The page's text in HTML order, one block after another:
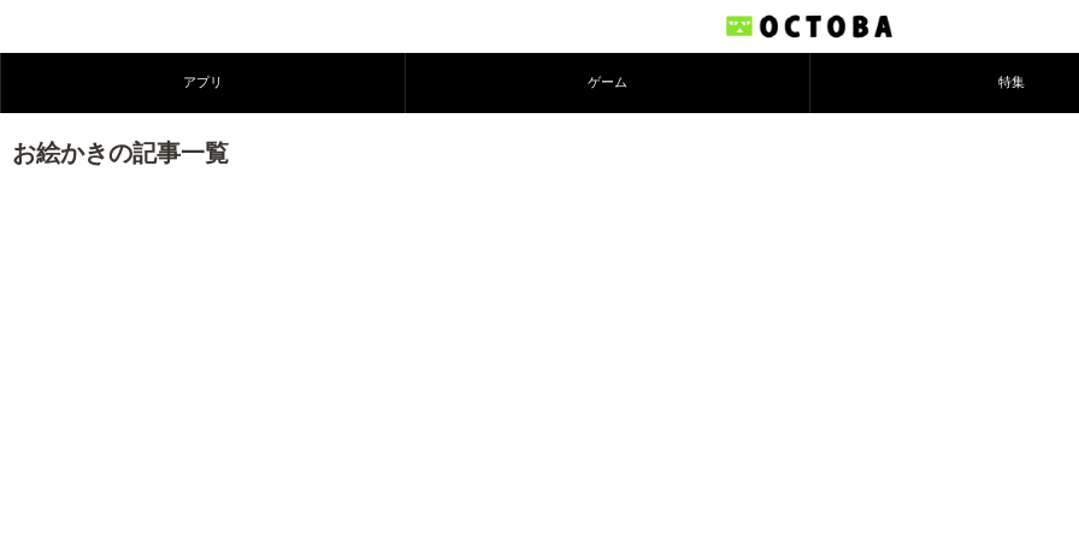
アプリ ゲーム 特集
お絵かきの記事一覧